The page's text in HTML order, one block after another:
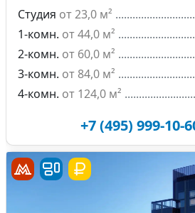
Студия от 23,0 м²
1-комн. от 44,0 м²
2-комн. от 60,0 м²
3-комн. от 84,0 м²
4-комн. от 124,0 м²
+7 (495) 999-10-